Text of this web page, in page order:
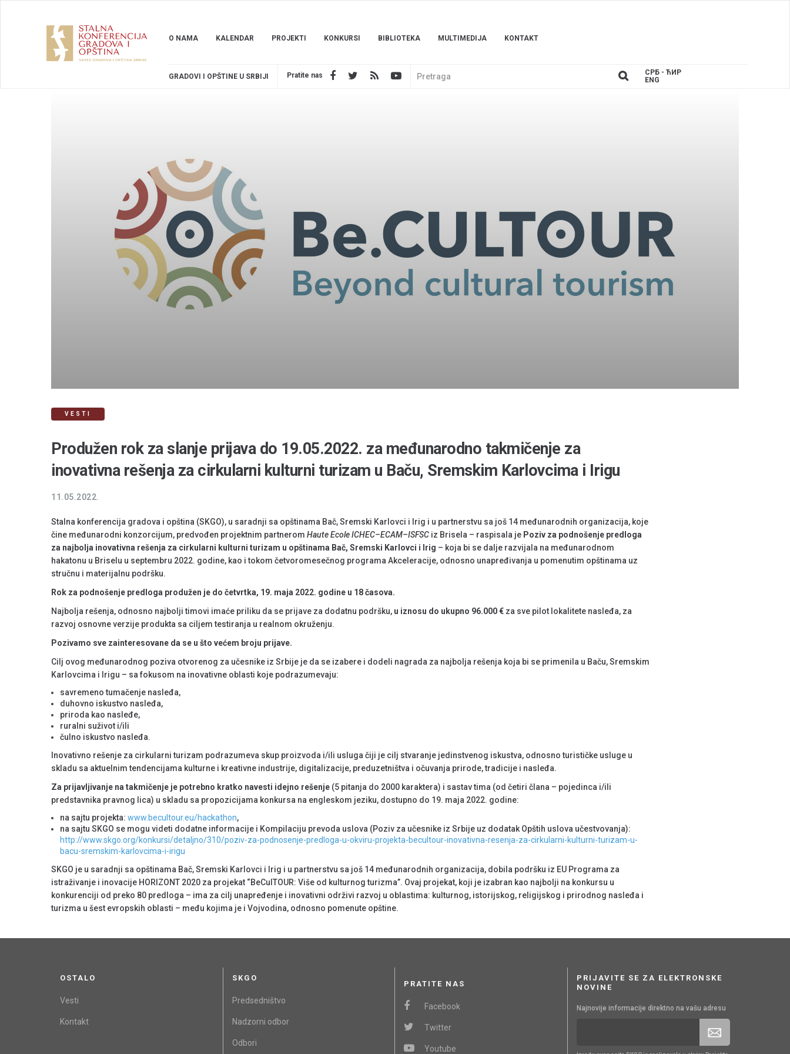
O NAMA KALENDAR PROJEKTI KONKURSI BIBLIOTEKA MULTIMEDIJA KONTAKT
GRADOVI I OPŠTINE U SRBIJI Pratite nas
СРБ - ЋИР
ENG
VESTI
Produžen rok za slanje prijava do 19.05.2022. za međunarodno takmičenje za
inovativna rešenja za cirkularni kulturni turizam u Baču, Sremskim Karlovcima i Irigu
11.05.2022.
Stalna konferencija gradova i opština (SKGO), u saradnji sa opštinama Bač, Sremski Karlovci i Irig i u partnerstvu sa još 14 međunarodnih organizacija, koje
čine međunarodni konzorcijum, predvođen projektnim partnerom Haute Ecole ICHEC–ECAM–ISFSC iz Brisela – raspisala je Poziv za podnošenje predloga
za najbolja inovativna rešenja za cirkularni kulturni turizam u opštinama Bač, Sremski Karlovci i Irig – koja bi se dalje razvijala na međunarodnom
hakatonu u Briselu u septembru 2022. godine, kao i tokom četvoromesečnog programa Akceleracije, odnosno unapređivanja u pomenutim opštinama uz
stručnu i materijalnu podršku.
Rok za podnošenje predloga produžen je do četvrtka, 19. maja 2022. godine u 18 časova.
Najbolja rešenja, odnosno najbolji timovi imaće priliku da se prijave za dodatnu podršku, u iznosu do ukupno 96.000 € za sve pilot lokalitete nasleđa, za
razvoj osnovne verzije produkta sa ciljem testiranja u realnom okruženju.
Pozivamo sve zainteresovane da se u što većem broju prijave.
Cilj ovog međunarodnog poziva otvorenog za učesnike iz Srbije je da se izabere i dodeli nagrada za najbolja rešenja koja bi se primenila u Baču, Sremskim
Karlovcima i Irigu – sa fokusom na inovativne oblasti koje podrazumevaju:
savremeno tumačenje nasleđa,
duhovno iskustvo nasleđa,
priroda kao nasleđe,
ruralni suživot i/ili
čulno iskustvo nasleđa.
Inovativno rešenje za cirkularni turizam podrazumeva skup proizvoda i/ili usluga čiji je cilj stvaranje jedinstvenog iskustva, odnosno turističke usluge u
skladu sa aktuelnim tendencijama kulturne i kreativne industrije, digitalizacije, preduzetništva i očuvanja prirode, tradicije i nasleđa.
Za prijavljivanje na takmičenje je potrebno kratko navesti idejno rešenje (5 pitanja do 2000 karaktera) i sastav tima (od četiri člana – pojedinca i/ili
predstavnika pravnog lica) u skladu sa propozicijama konkursa na engleskom jeziku, dostupno do 19. maja 2022. godine:
na sajtu projekta: www.becultour.eu/hackathon,
na sajtu SKGO se mogu videti dodatne informacije i Kompilaciju prevoda uslova (Poziv za učesnike iz Srbije uz dodatak Opštih uslova učestvovanja):
http://www.skgo.org/konkursi/detaljno/310/poziv-za-podnosenje-predloga-u-okviru-projekta-becultour-inovativna-resenja-za-cirkularni-kulturni-turizam-u-
bacu-sremskim-karlovcima-i-irigu
SKGO je u saradnji sa opštinama Bač, Sremski Karlovci i Irig i u partnerstvu sa još 14 međunarodnih organizacija, dobila podršku iz EU Programa za
istraživanje i inovacije HORIZONT 2020 za projekat “BeCulTOUR: Više od kulturnog turizma”. Ovaj projekat, koji je izabran kao najbolji na konkursu u
konkurenciji od preko 80 predloga – ima za cilj unapređenje i inovativni održivi razvoj u oblastima: kulturnog, istorijskog, religijskog i prirodnog nasleđa i
turizma u šest evropskih oblasti – među kojima je i Vojvodina, odnosno pomenute opštine.
OSTALO
Vesti
Kontakt
SKGO
Predsedništvo
Nadzorni odbor
Odbori
PRIJAVITE SE ZA ELEKTRONSKE
NOVINE
Najnovije informacije direktno na vašu adresu
PRATITE NAS
Facebook
Twitter
Youtube